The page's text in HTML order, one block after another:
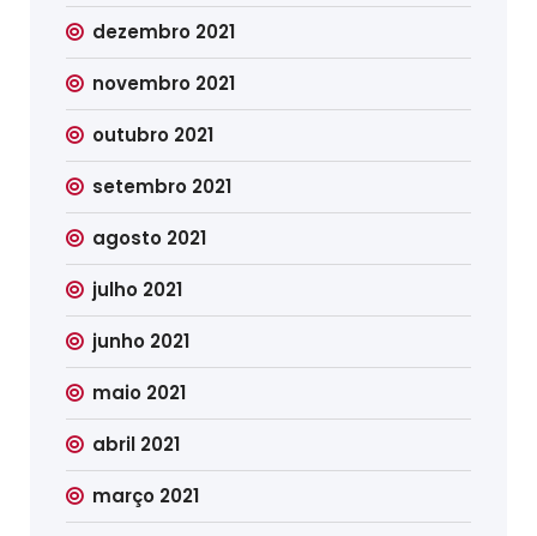
dezembro 2021
novembro 2021
outubro 2021
setembro 2021
agosto 2021
julho 2021
junho 2021
maio 2021
abril 2021
março 2021